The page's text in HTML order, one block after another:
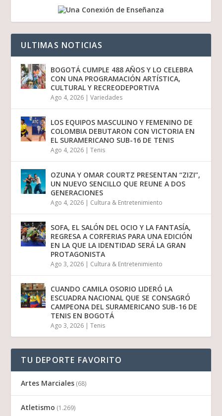
ULTIMAS NOTICIAS
BOGOTÁ CUMPLE 488 AÑOS Y LO CELEBRA
CON UNA PROGRAMACIÓN ARTÍSTICA,
CULTURAL Y RECREODEPORTIVA
Ago 4, 2026 |Variedades
LOS EQUIPOS MASCULINO Y FEMENINO DE
COLOMBIA DEBUTARON CON VICTORIA EN
EL SURAMERICANO SUB-16 DE TENIS
Ago 4, 2026 |Tenis
OZUNA Y OMAR COURTZ PRESENTAN “ZIZI”,
UN NUEVO SENCILLO QUE REUNE A DOS
GENERACIONES
Ago 4, 2026 | Cultura & Entretenimiento
SOFA, EL SALÓN DEL OCIO Y LA FANTASÍA,
REGRESA A CORFERIAS PARA UNA EDICIÓN
EN LA QUE LA IDENTIDAD SERÁ LA GRAN
PROTAGONISTA
Ago 3, 2026 | Cultura & Entretenimiento
CUANDO CAMILA OSORIO LIDERÓ LA
ESCUADRA NACIONAL QUE SE CONSAGRÓ
CAMPEONA DEL SURAMERICANO SUB-16 DE
TENIS EN BOGOTÁ
Ago 3, 2026 |Tenis
TU DEPORTE FAVORITO
Artes Marciales (68)
Atletismo (1.269)